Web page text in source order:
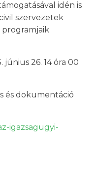
idén is
szervezetek
programjaik
június 26. 14 óra 00
és dokumentáció
igazsagugyi-